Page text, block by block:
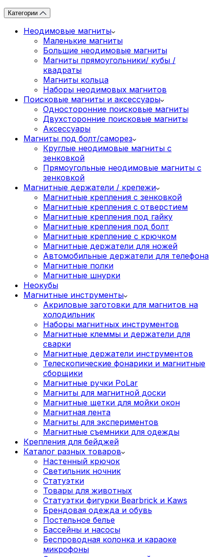
Категории
Неодимовые магниты
Маленькие магниты
Большие неодимовые магниты
Магниты прямоугольники/ кубы /
квадраты
Магниты кольца
Наборы неодимовых магнитов
Поисковые магниты и аксессуары
Односторонние поисковые магниты
Двухсторонние поисковые магниты
Аксессуары
Магниты под болт/саморез
Круглые неодимовые магниты с
зенковкой
Прямоугольные неодимовые магниты с
зенковкой
Магнитные держатели / крепежи
Магнитные крепления с зенковкой
Магнитные крепления с отверстием
Магнитные крепления под гайку
Магнитные крепления под болт
Магнитные крепление с крючком
Магнитные держатели для ножей
Автомобильные держатели для телефона
Магнитные полки
Магнитные шнурки
Неокубы
Магнитные инструменты
Акриловые заготовки для магнитов на
холодильник
Наборы магнитных инструментов
Магнитные клеммы и держатели для
сварки
Магнитные держатели инструментов
Телескопические фонарики и магнитные
сборщики
Магнитные ручки PoLar
Магниты для магнитной доски
Магнитные щетки для мойки окон
Магнитная лента
Магниты для экспериментов
Магнитные съемники для одежды
Крепления для бейджей
Каталог разных товаров
Настенный крючок
Светильник ночник
Статуэтки
Товары для животных
Статуэтки фигурки Bearbrick и Kaws
Брендовая одежда и обувь
Постельное белье
Бассейны и насосы
Беспроводная колонка и караоке
микрофоны